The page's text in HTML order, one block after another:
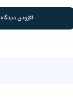
افزودن دیدگاه